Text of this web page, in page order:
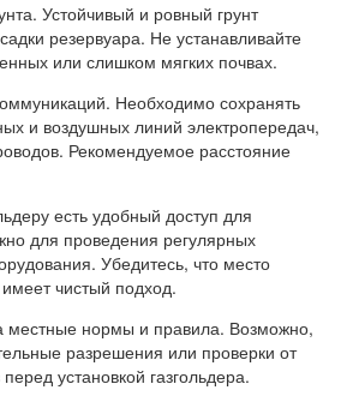
Устойчивый и ровный грунт
резервуара. Не устанавливайте
или слишком мягких почвах.
Необходимо сохранять
и воздушных линий электропередач,
Рекомендуемое расстояние
есть удобный доступ для
для проведения регулярных
Убедитесь, что место
чистый подход.
местные нормы и правила. Возможно,
разрешения или проверки от
установкой газгольдера.